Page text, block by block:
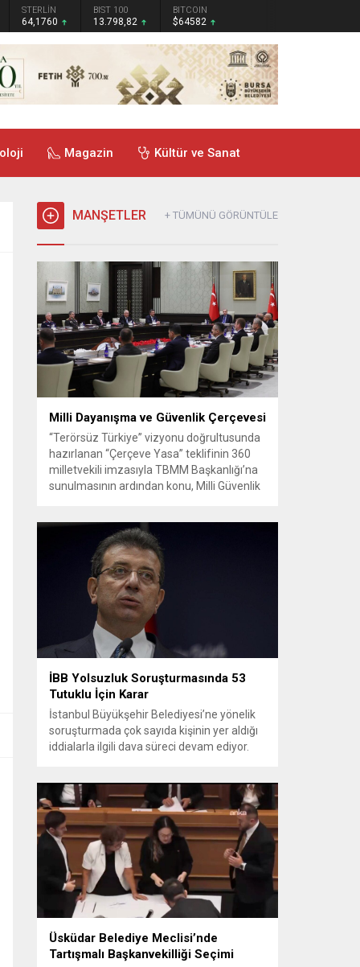
STERLİN
64,1760
BIST 100
13.798,82
BITCOIN
$64582
Magazin Kültür ve Sanat
MANŞETLER + TÜMÜNÜ GÖRÜNTÜLE
Milli Dayanışma ve Güvenlik Çerçevesi
“Terörsüz Türkiye” vizyonu doğrultusunda
hazırlanan “Çerçeve Yasa” teklifinin 360
milletvekili imzasıyla TBMM Başkanlığı’na
sunulmasının ardından konu, Milli Güvenlik
maddelik bildiri, ülke güvenliği ve bölgesel
gelişmelere dair değerlendirmeleri
içermektedir. Yaklaşık 2 saat 15 dakika
süren oturumun sonuç metninde; terörle
mücadele, bölgesel istikrar,...
İBB Yolsuzluk Soruşturmasında 53
Tutuklu İçin Karar
İstanbul Büyükşehir Belediyesi’ne yönelik
soruşturmada çok sayıda kişinin yer aldığı
iddialarla ilgili dava süreci devam ediyor.
değerlendirdi. İnceleme sonucunda,
aralarında Ekrem İmamoğlu’nun da
bulunduğu 53 tutuklu hakkında tutukluluk
hallerinin sürdürülmesine karar verildi.
İddialar ve değerlendirilen talepler
Soruşturma kapsamında sanıklara
yöneltilen...
Üsküdar Belediye Meclisi’nde
Tartışmalı Başkanvekilliği Seçimi